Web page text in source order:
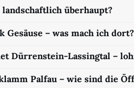
überhaupt?
Gesäuse – was mach ich dort?
Dürrenstein-Lassingtal –
Palfau – wie sind die